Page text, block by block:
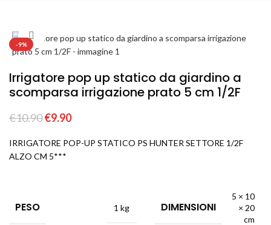
-9%
Click to enlarge
Irrigatore pop up statico da giardino a
scomparsa irrigazione prato 5 cm 1/2F
€10.90€9.90
IRRIGATORE POP-UP STATICO PS HUNTER SETTORE 1/2F
ALZO CM 5***
PESO 1 kg DIMENSIONI
5 × 10
× 20
cm